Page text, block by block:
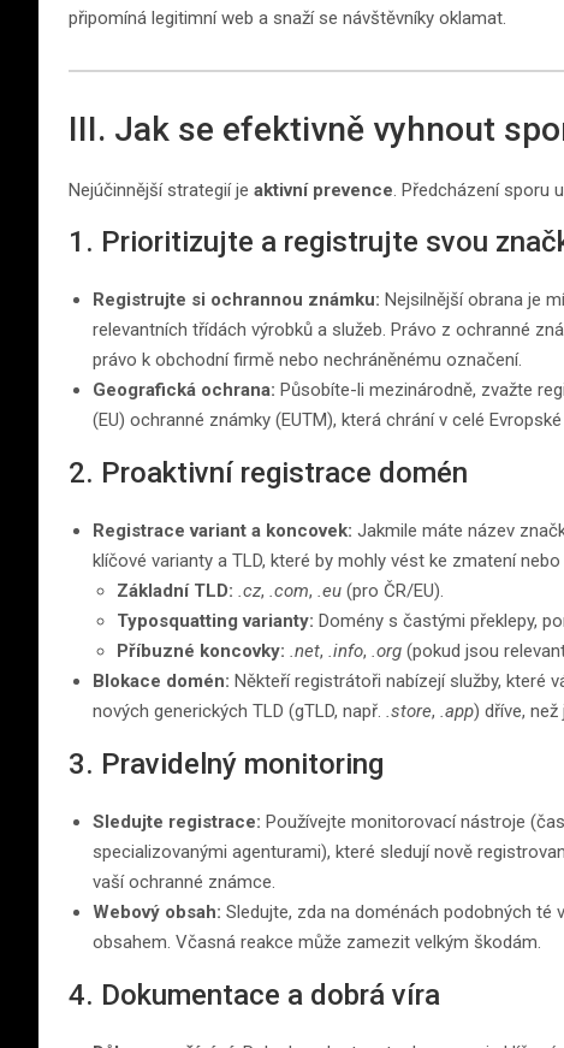
připomíná legitimní web a snaží se návštěvníky oklamat.
III. Jak se efektivně vyhnout
Nejúčinnější strategií je aktivní prevence. Předcházení sporu
1. Prioritizujte a registrujte svou
Registrujte si ochrannou známku: Nejsilnější obrana je
relevantních třídách výrobků a služeb. Právo z ochranné
právo k obchodní firmě nebo nechráněnému označení.
Geografická ochrana: Působíte-li mezinárodně, zvažte
(EU) ochranné známky (EUTM), která chrání v celé Evropské
2. Proaktivní registrace domén
Registrace variant a koncovek: Jakmile máte název
klíčové varianty a TLD, které by mohly vést ke zmatení
Základní TLD: .cz, .com, .eu (pro ČR/EU).
Typosquatting varianty: Domény s častými překlepy,
Příbuzné koncovky: .net, .info, .org (pokud jsou
Blokace domén: Někteří registrátoři nabízejí služby, které
nových generických TLD (gTLD, např. .store, .app) dříve,
3. Pravidelný monitoring
Sledujte registrace: Používejte monitorovací nástroje
specializovanými agenturami), které sledují nově
vaší ochranné známce.
Webový obsah: Sledujte, zda na doménách podobných
obsahem. Včasná reakce může zamezit velkým škodám.
4. Dokumentace a dobrá víra